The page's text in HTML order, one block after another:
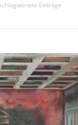
Einträge